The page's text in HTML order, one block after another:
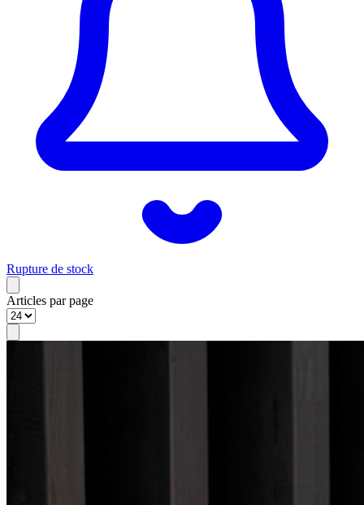
Rupture de stock
Articles par page